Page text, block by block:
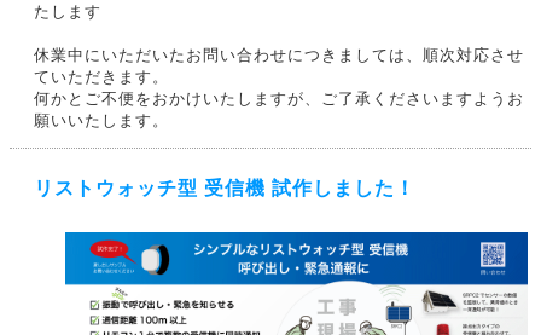
たします
休業中にいただいたお問い合わせにつきましては、順次対応させ
ていただきます。
何かとご不便をおかけいたしますが、ご了承くださいますようお
願いいたします。
リストウォッチ型 受信機 試作しました！